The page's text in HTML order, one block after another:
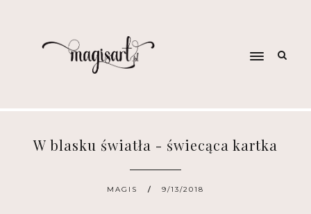
W blasku światła - świecąca kartka
MAGIS 9/13/2018